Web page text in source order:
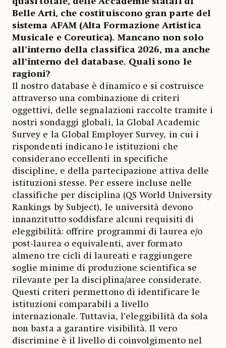
Belle Arti, che costituiscono gran parte del
sistema AFAM (Alta Formazione Artistica
Musicale e Coreutica). Mancano non solo
all’interno della classifica 2026, ma anche
all’interno del database. Quali sono le
ragioni?
Il nostro database è dinamico e si costruisce
attraverso una combinazione di criteri
oggettivi, delle segnalazioni raccolte tramite i
nostri sondaggi globali, la Global Academic
Survey e la Global Employer Survey, in cui i
rispondenti indicano le istituzioni che
considerano eccellenti in specifiche
discipline, e della partecipazione attiva delle
istituzioni stesse. Per essere incluse nelle
classifiche per disciplina (QS World University
Rankings by Subject), le università devono
innanzitutto soddisfare alcuni requisiti di
eleggibilità: offrire programmi di laurea e/o
post-laurea o equivalenti, aver formato
almeno tre cicli di laureati e raggiungere
soglie minime di produzione scientifica se
rilevante per la disciplina/aree considerate.
Questi criteri permettono di identificare le
istituzioni comparabili a livello
internazionale. Tuttavia, l’eleggibilità da sola
non basta a garantire visibilità. Il vero
discrimine è il livello di coinvolgimento nel